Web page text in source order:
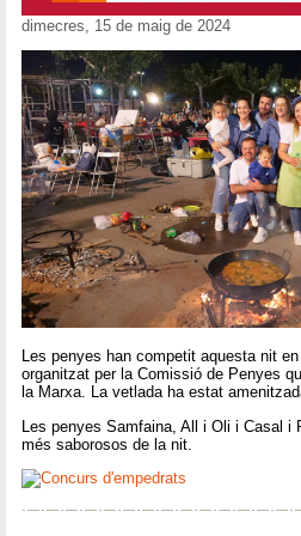
dimecres, 15 de maig de 2024
Les penyes han competit aquesta nit
organitzat per la Comissió de Penyes
la Marxa. La vetlada ha estat
Les penyes Samfaina, All i Oli i Casal i
més saborosos de la nit.